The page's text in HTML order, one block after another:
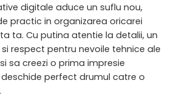
digitale aduce un suflu nou,
practic in organizarea oricarei
ta. Cu putina atentie la detalii, un
respect pentru nevoile tehnice ale
sa creezi o prima impresie
perfect drumul catre o